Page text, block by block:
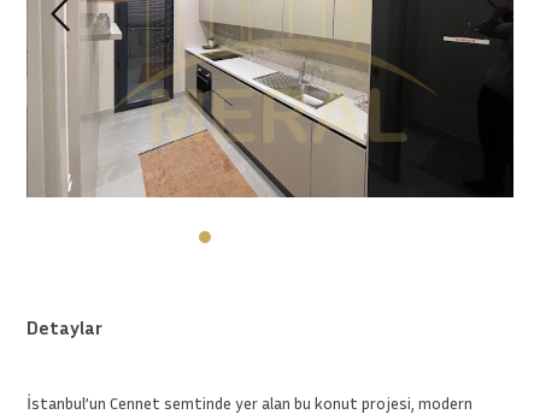
Detaylar
İstanbul’un Cennet semtinde yer alan bu konut projesi, modern